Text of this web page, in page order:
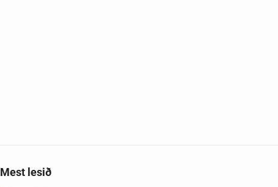
Mest lesið